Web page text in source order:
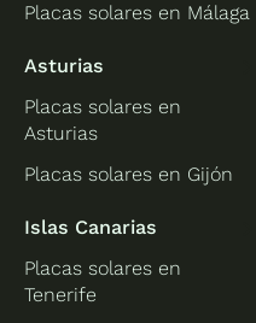
Placas solares en Málaga
Asturias
Placas solares en
Asturias
Placas solares en Gijón
Islas Canarias
Placas solares en
Tenerife